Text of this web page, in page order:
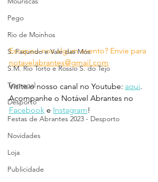
Pego
Rio de Moinhos
S. Facundo e Vale das Mós
S.M. Rio Torto e Rossio S. do Tejo
Tramagal
Desporto
Festas de Abrantes 2023 - Desporto
Novidades
Loja
Publicidade
Escapou-nos algum evento? Envie para
notavelabrantes@gmail.com
Visite o nosso canal no Youtube: aqui.
Acompanhe o Notável Abrantes no
Facebook e Instagram!